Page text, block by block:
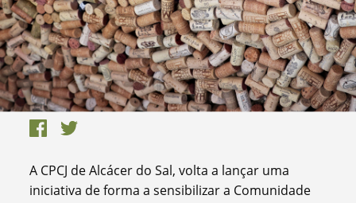
Filters
A CPCJ de Alcácer do Sal, volta a lançar uma
iniciativa de forma a sensibilizar a Comunidade